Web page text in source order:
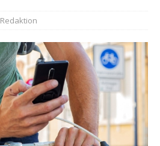
Redaktion